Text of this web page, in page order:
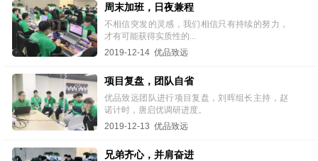
周末加班，日夜兼程
不相信突发的灵感，我们相信只有持续的努力，
才有可能获得实质性的...
2019-12-14 优品致远
项目复盘，团队自省
优品致远团队进行项目复盘，刘晖组长主持，赵
诺计时，唐启优调研进度。
2019-12-13 优品致远
兄弟齐心，并肩奋进